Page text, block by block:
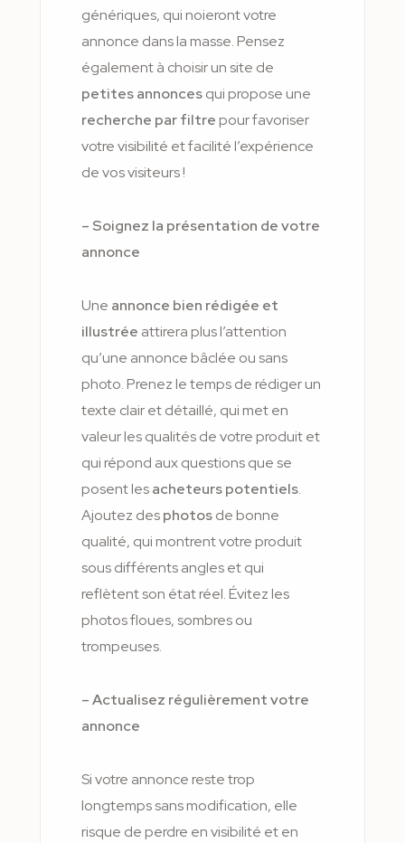
génériques, qui noieront votre
annonce dans la masse. Pensez
également à choisir un site de
petites annoncesqui propose une
recherche par filtrepour favoriser
votre visibilité et facilité l’expérience
de vos visiteurs !
– Soignez la présentation de votre
annonce
Une annonce bien rédigée et
illustrée attirera plus l’attention
qu’une annonce bâclée ou sans
photo. Prenez le temps de rédiger un
texte clair et détaillé, qui met en
valeur les qualités de votre produit et
qui répond aux questions que se
posent lesacheteurs potentiels.
Ajoutez desphotosde bonne
qualité, qui montrent votre produit
sous différents angles et qui
reflètent son état réel. Évitez les
photos floues, sombres ou
trompeuses.
– Actualisez régulièrement votre
annonce
Si votre annonce reste trop
longtemps sans modification, elle
risque de perdre en visibilité et en